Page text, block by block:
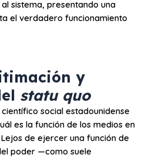
sistema, presentando una
el verdadero funcionamiento
y
statu quo
social estadounidense
es la función de los medios en
de ejercer una función de
poder —como suele